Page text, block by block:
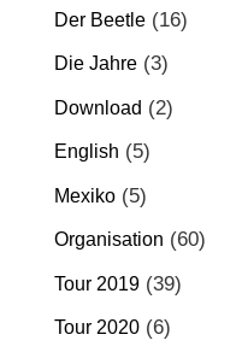
Der Beetle(16)
Die Jahre(3)
Download (2)
English (5)
Mexiko(5)
Organisation (60)
Tour 2019(39)
Tour 2020(6)